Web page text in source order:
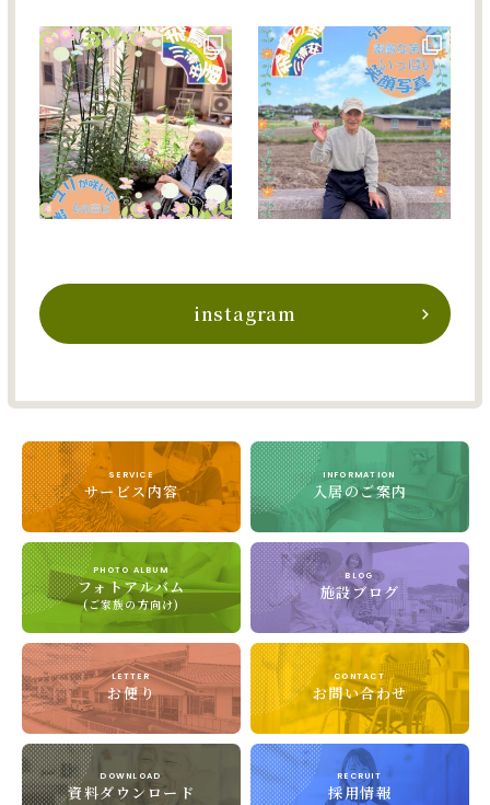
instagram
SERVICE
サービス内容
INFORMATION
入居のご案内
PHOTO ALBUM
フォトアルバム
(ご家族の方向け)
BLOG
施設ブログ
LETTER
お便り
CONTACT
お問い合わせ
DOWNLOAD
資料ダウンロード
RECRUIT
採用情報